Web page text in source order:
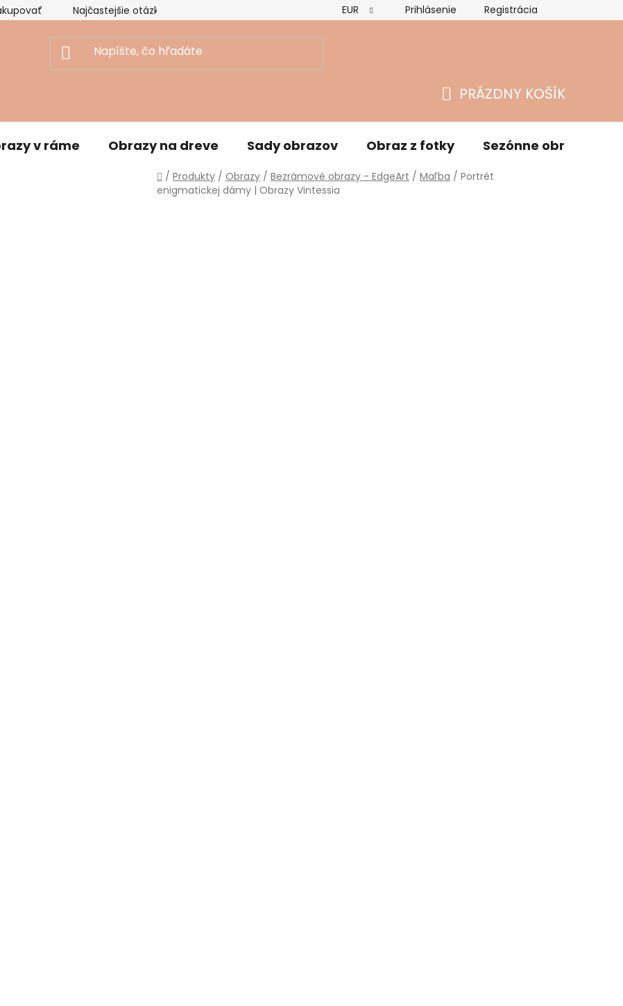
Najčastejšie otázky Hodnotenie obchodu Vrátenie tovaru a reklamácie
EUR Prihlásenie Registrácia
KOŠÍK
PRÁZDNY KOŠÍK
v ráme Obrazy na dreve Sady obrazov Obraz z fotky Sezónne obrazy
Domov
/ Produkty / Obrazy / Bezrámové obrazy - EdgeArt / Maľba / Portrét
enigmatickej dámy | Obrazy Vintessia